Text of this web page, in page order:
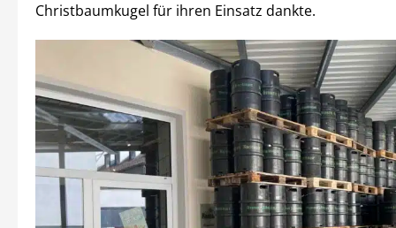
Christbaumkugel für ihren Einsatz dankte.